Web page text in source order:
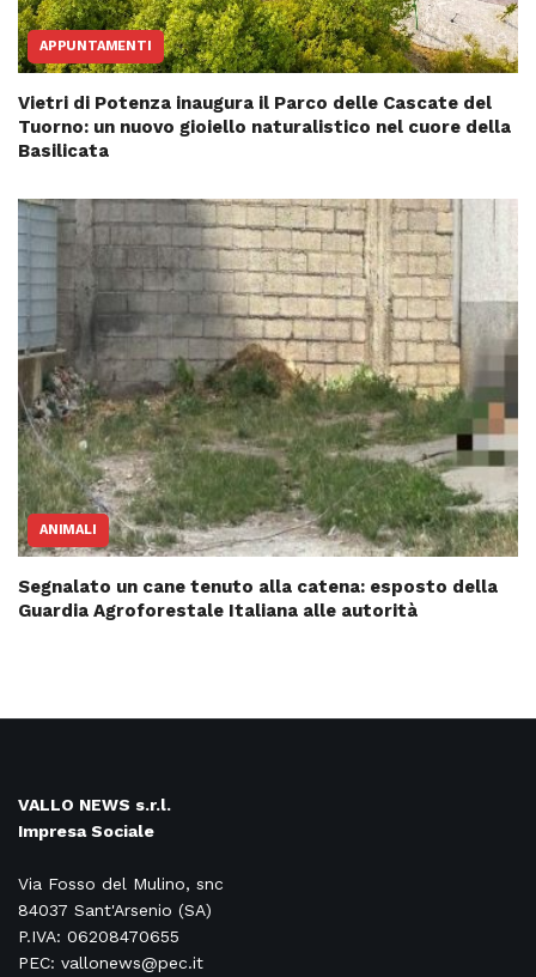
APPUNTAMENTI
Vietri di Potenza inaugura il Parco delle Cascate del
Tuorno: un nuovo gioiello naturalistico nel cuore della
Basilicata
ANIMALI
Segnalato un cane tenuto alla catena: esposto della
Guardia Agroforestale Italiana alle autorità
VALLO NEWS s.r.l.
Impresa Sociale
Via Fosso del Mulino, snc
84037 Sant'Arsenio (SA)
P.IVA: 06208470655
PEC: vallonews@pec.it